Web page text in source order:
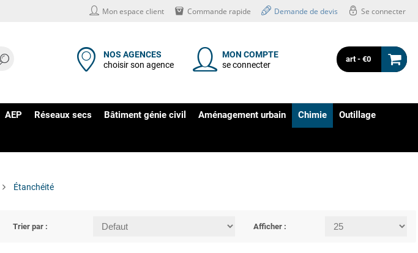
Mon espace client Commande rapide Demande de devis Se connecter
NOS AGENCES
choisir son agence
MON COMPTE
se connecter
art - €0
AEP Réseaux secs Bâtiment génie civil Aménagement urbain Chimie Outillage
Étanchéité
Trier par : Afficher :